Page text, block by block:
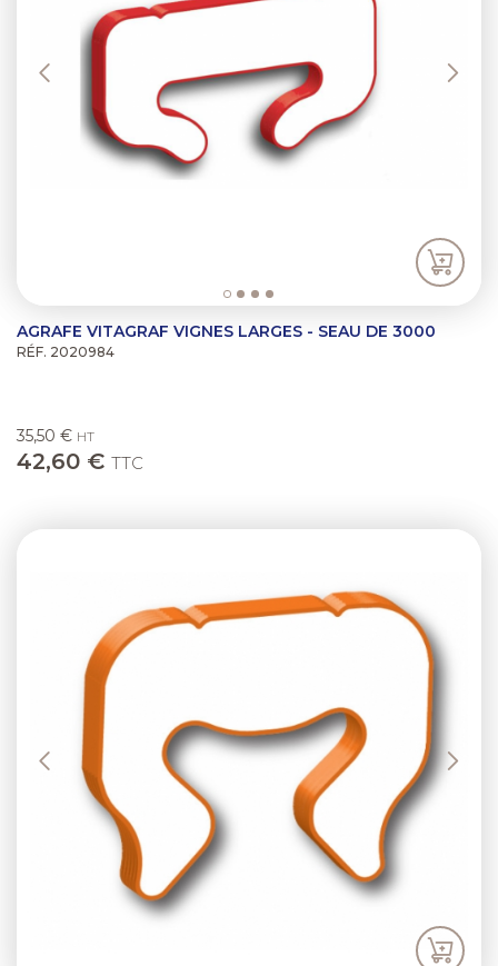
AGRAFE VITAGRAF VIGNES LARGES - SEAU DE 3000
RÉF. 2020984
35,50 € HT
42,60 € TTC